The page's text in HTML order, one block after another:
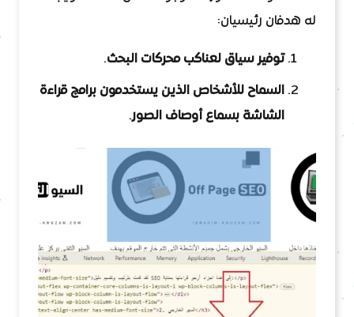
له هدفان رئيسيان:
توفير سياق لعناكب محركات البحث.
السماح للأشخاص الذين يستخدمون برامج قراءة
الشاشة بسماع أوصاف الصور.